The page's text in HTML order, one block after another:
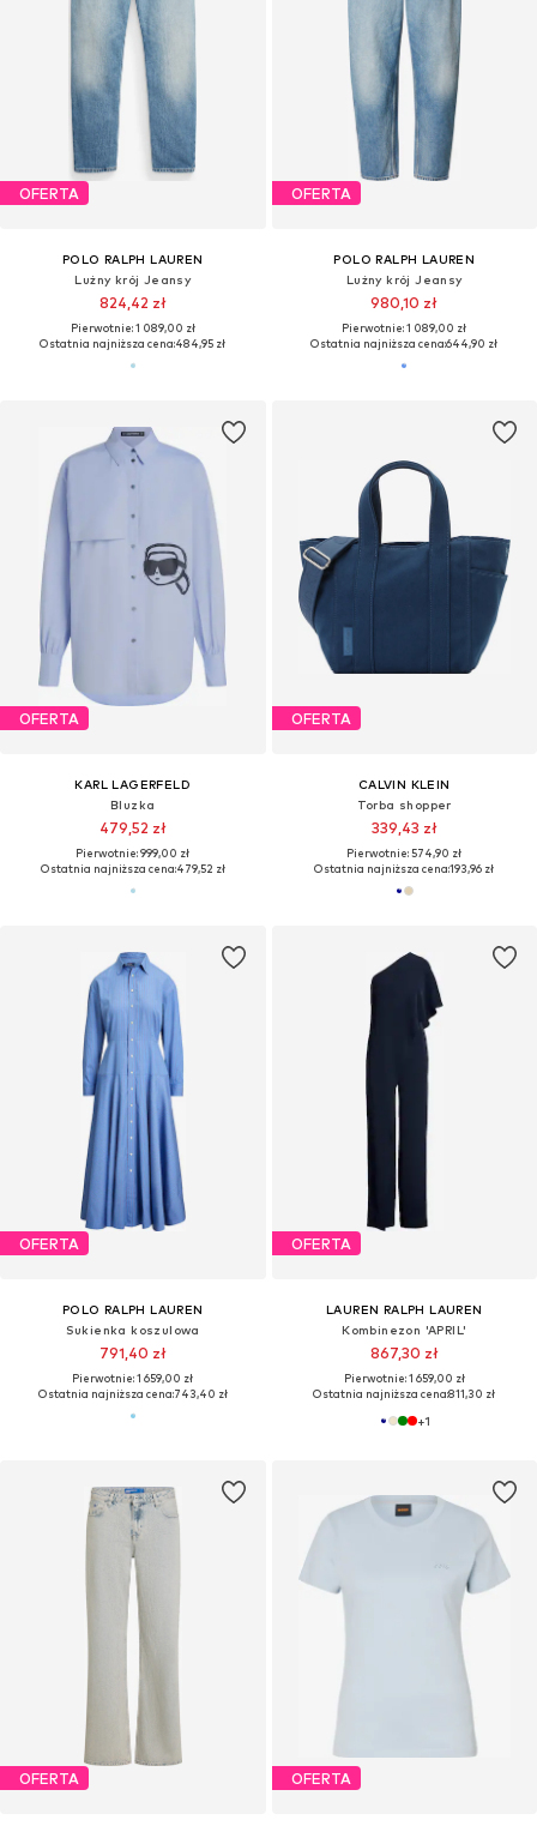
OFERTA
POLO RALPH LAUREN
Lużny krój Jeansy
824,42 zł
Pierwotnie: 1 089,00 zł
Ostatnia najniższa cena:484,95 zł
OFERTA
POLO RALPH LAUREN
Lużny krój Jeansy
980,10 zł
Pierwotnie: 1 089,00 zł
Ostatnia najniższa cena:644,90 zł
OFERTA
KARL LAGERFELD
Bluzka
479,52 zł
Pierwotnie: 999,00 zł
Ostatnia najniższa cena:479,52 zł
OFERTA
CALVIN KLEIN
Torba shopper
339,43 zł
Pierwotnie: 574,90 zł
Ostatnia najniższa cena:193,96 zł
OFERTA
POLO RALPH LAUREN
Sukienka koszulowa
791,40 zł
Pierwotnie: 1 659,00 zł
Ostatnia najniższa cena:743,40 zł
OFERTA
LAUREN RALPH LAUREN
Kombinezon 'APRIL'
867,30 zł
Pierwotnie: 1 659,00 zł
Ostatnia najniższa cena:811,30 zł
+1
OFERTA OFERTA